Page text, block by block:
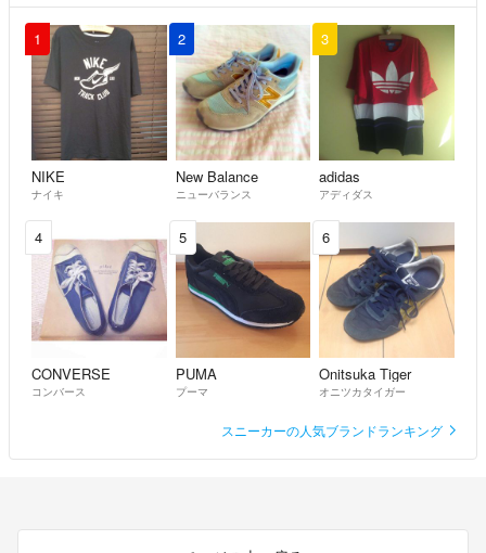
万が一、不良品が届いた場合は、
評価前にご連絡をお願いいたします。
確認用の画像をご出品いただき、
内容を確認後、再送またはキャンセルにて対応いたします。
※外箱の凹みに関する返品はお受けできかねます
※確認が取れない場合は対応いたしかねることがございます
※イメージ違いなど、お客様都合でのご返品はご遠慮ください
🐾 保管環境について
商品は全て自宅保存です。
犬を一匹飼っており、トラブル防止の為アレルギーの方はご購入をご遠
慮ください。
最後までお読みいただき、ありがとうございます♡
丁寧な対応を心がけてまいります。
どうぞよろしくお願いいたします( ¨̮ )
1
NIKE
ナイキ
2
New Balance
ニューバランス
3
adidas
アディダス
4
CONVERSE
コンバース
5
PUMA
プーマ
6
Onitsuka Tiger
オニツカタイガー
スニーカーの人気ブランドランキング